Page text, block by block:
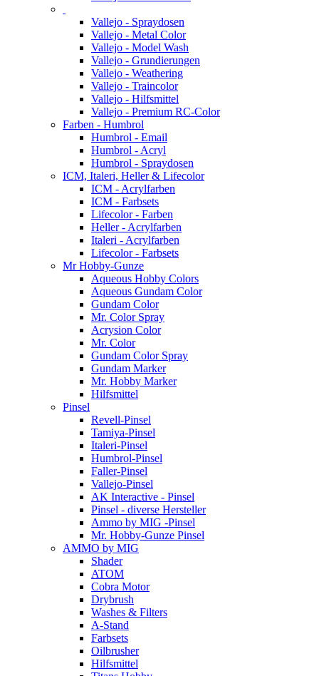
Vallejo - Spraydosen
Vallejo - Metal Color
Vallejo - Model Wash
Vallejo - Grundierungen
Vallejo - Weathering
Vallejo - Traincolor
Vallejo - Hilfsmittel
Vallejo - Premium RC-Color
Farben - Humbrol
Humbrol - Email
Humbrol - Acryl
Humbrol - Spraydosen
ICM, Italeri, Heller & Lifecolor
ICM - Acrylfarben
ICM - Farbsets
Lifecolor - Farben
Heller - Acrylfarben
Italeri - Acrylfarben
Lifecolor - Farbsets
Mr Hobby-Gunze
Aqueous Hobby Colors
Aqueous Gundam Color
Gundam Color
Mr. Color Spray
Acrysion Color
Mr. Color
Gundam Color Spray
Gundam Marker
Mr. Hobby Marker
Hilfsmittel
Pinsel
Revell-Pinsel
Tamiya-Pinsel
Italeri-Pinsel
Humbrol-Pinsel
Faller-Pinsel
Vallejo-Pinsel
AK Interactive - Pinsel
Pinsel - diverse Hersteller
Ammo by MIG -Pinsel
Mr. Hobby-Gunze Pinsel
AMMO by MIG
Shader
ATOM
Cobra Motor
Drybrush
Washes & Filters
A-Stand
Farbsets
Oilbrusher
Hilfsmittel